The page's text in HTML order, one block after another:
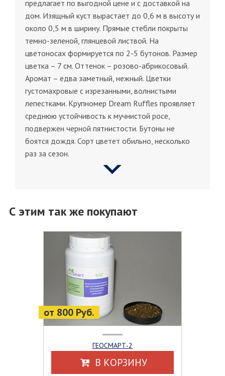
предлагает по выгодной цене и с доставкой на
дом. Изящный куст вырастает до 0,6 м в высоту и
около 0,5 м в ширину. Прямые стебли покрыты
темно-зеленой, глянцевой листвой. На
цветоносах формируется по 2-5 бутонов. Размер
цветка – 7 см. Оттенок – розово-абрикосовый.
Аромат – едва заметный, нежный. Цветки
густомахровые с изрезанными, волнистыми
лепестками. Крупномер Dream Ruffles проявляет
среднюю устойчивость к мучнистой росе,
подвержен черной пятнистости. Бутоны не
боятся дождя. Сорт цветет обильно, несколько
раз за сезон.
С этим так же покупают
от 800 Руб.
ГЕОСМАРТ-2
В КОРЗИНУ